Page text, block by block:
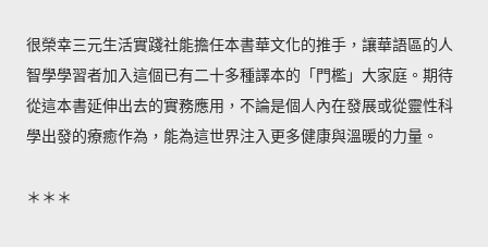
很榮幸三元生活實踐社能擔任本書華文化的推手，讓華語區的人
智學學習者加入這個已有二十多種譯本的「門檻」大家庭。期待
從這本書延伸出去的實務應用，不論是個人內在發展或從靈性科
學出發的療癒作為，能為這世界注入更多健康與溫暖的力量。
＊＊＊